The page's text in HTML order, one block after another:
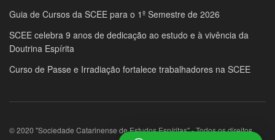
Guia de Cursos da SCEE para o 1º Semestre de 2026
SCEE celebra 9 anos de dedicação ao estudo e à vivência da
Doutrina Espírita
Curso de Passe e Irradiação fortalece trabalhadores na SCEE
© 2020 "Sociedade Catarinense de Estudos Espíritas" - Todos os direitos